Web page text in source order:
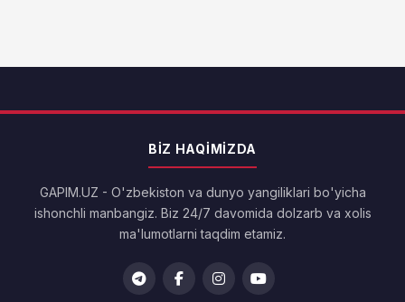
BIZ HAQIMIZDA
GAPIM.UZ - O'zbekiston va dunyo yangiliklari bo'yicha
ishonchli manbangiz. Biz 24/7 davomida dolzarb va xolis
ma'lumotlarni taqdim etamiz.